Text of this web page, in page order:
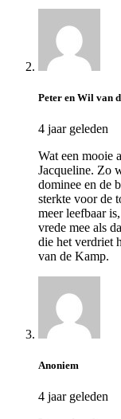
Peter en Wil van
4 jaar geleden
Wat een mooie
Jacqueline. Zo
dominee en de
sterkte voor de
meer leefbaar
vrede mee als
die het verdriet
van de Kamp.
Anoniem
4 jaar geleden